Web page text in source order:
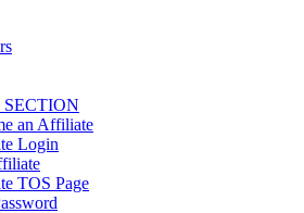
an Affiliate
Login
TOS Page